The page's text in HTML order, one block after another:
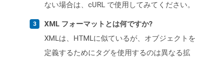
ない場合は、cURL で使用してみてください。
XML フォーマットとは何ですか?
XMLは、HTMLに似ているが、オブジェクトを
定義するためにタグを使用するのは異なる拡